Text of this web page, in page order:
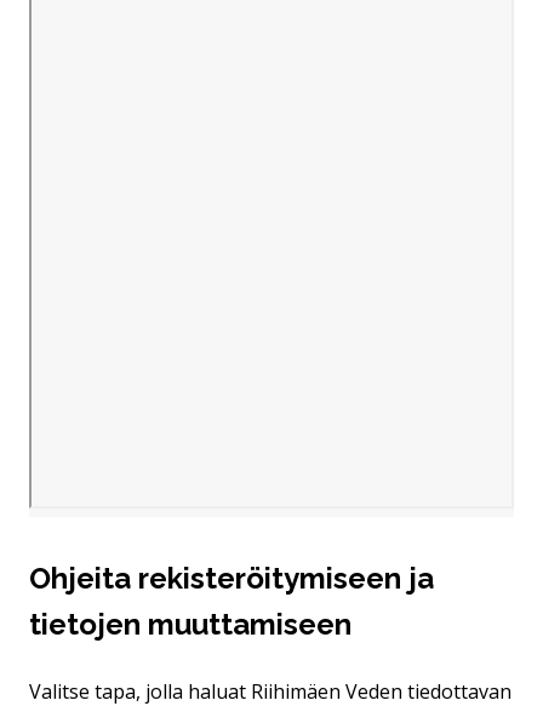
Ohjeita rekisteröitymiseen ja
tietojen muuttamiseen
Valitse tapa, jolla haluat Riihimäen Veden tiedottavan